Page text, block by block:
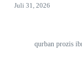
Juli 31, 2026
qurban prozis